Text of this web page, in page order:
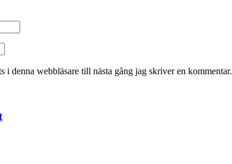
i denna webbläsare till nästa gång jag skriver en kommentar.